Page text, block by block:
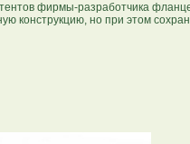
фирмы-разработчика
конструкцию, но при этом